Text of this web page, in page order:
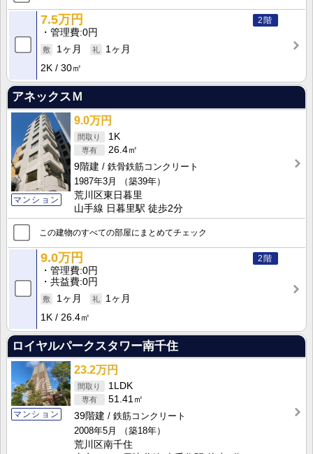
2階
7.5万円
管理費 0円
1ヶ月
1ヶ月
2K
30㎡
アネックスＭ
マンション
9.0万円
1K
26.4㎡
9階建
鉄骨鉄筋コンクリート
1987年3月
（築39年）
荒川区東日暮里
山手線 日暮里駅 徒歩2分
この建物のすべての部屋にまとめてチェック
2階
9.0万円
管理費 0円
共益費 0円
1ヶ月
1ヶ月
1K
26.4㎡
ロイヤルパークスタワー南千住
マンション
23.2万円
1LDK
51.41㎡
39階建
鉄筋コンクリート
2008年5月
（築18年）
荒川区南千住